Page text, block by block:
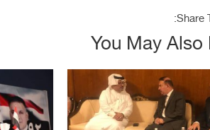
Share
You May Also